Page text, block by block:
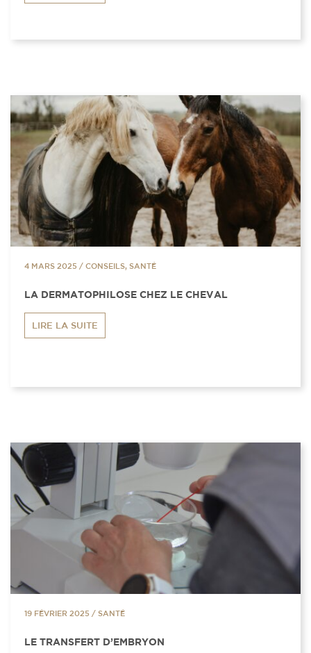
4 MARS 2025 / CONSEILS, SANTÉ
LA DERMATOPHILOSE CHEZ LE CHEVAL
LIRE LA SUITE
19 FÉVRIER 2025 / SANTÉ
LE TRANSFERT D’EMBRYON